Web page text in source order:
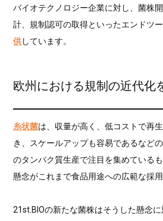
バイオテクノロジー企業に対し、菌株
計、規制認可の取得といったエンドツ
供しています。
欧州における規制の近代化
糸状菌は、収量が高く、低コストで再
き、スケールアップも容易であるなど
のタンパク質生産で注目を集めている
懸念がこれまで食品用途への広範な採
21st.BIOの新たな菌株はそうした懸念